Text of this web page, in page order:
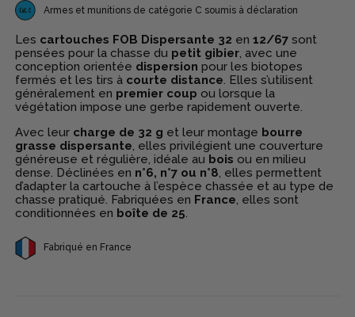
Armes et munitions de catégorie C soumis à déclaration
Les cartouches FOB Dispersante 32 en12/67 sont
pensées pour la chasse du petit gibier, avec une
conception orientée dispersion pour les biotopes
fermés et les tirs à courte distance. Elles s’utilisent
généralement en premier coup ou lorsque la
végétation impose une gerbe rapidement ouverte.
Avec leur charge de 32 g et leur montage bourre
grasse dispersante, elles privilégient une couverture
généreuse et régulière, idéale au bois ou en milieu
dense. Déclinées en n°6, n°7 ou n°8, elles permettent
d’adapter la cartouche à l’espèce chassée et au type de
chasse pratiqué. Fabriquées en France, elles sont
conditionnées en boîte de 25.
Fabriqué en France